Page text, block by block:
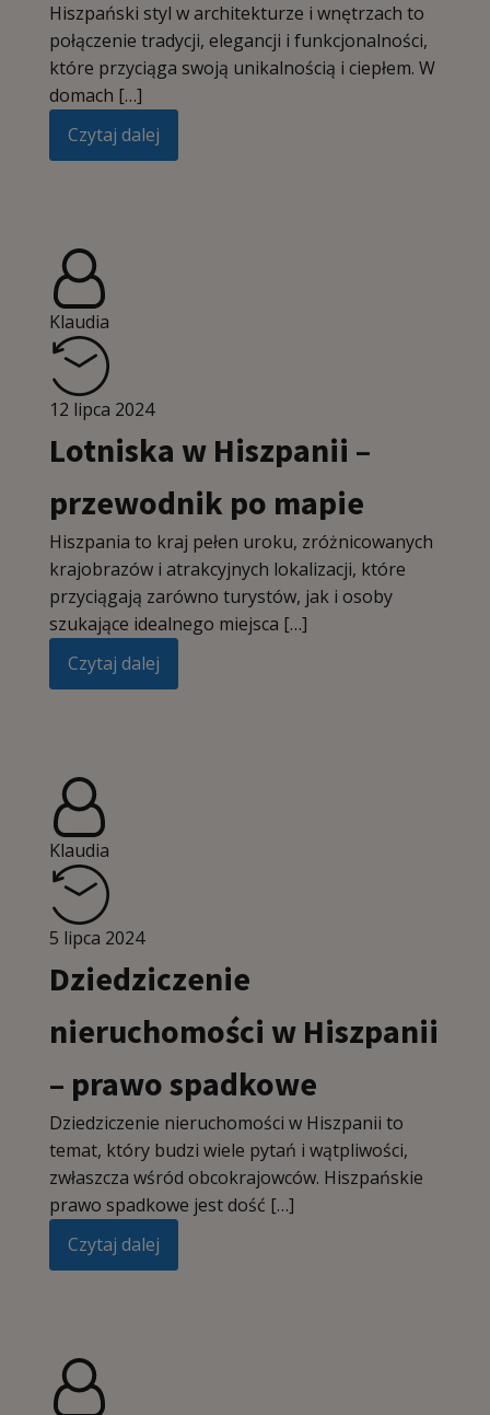
Hiszpański styl w architekturze i wnętrzach to
połączenie tradycji, elegancji i funkcjonalności,
które przyciąga swoją unikalnością i ciepłem. W
domach […]
Czytaj dalej
Klaudia
12 lipca 2024
Lotniska w Hiszpanii –
przewodnik po mapie
Hiszpania to kraj pełen uroku, zróżnicowanych
krajobrazów i atrakcyjnych lokalizacji, które
przyciągają zarówno turystów, jak i osoby
szukające idealnego miejsca […]
Czytaj dalej
Klaudia
5 lipca 2024
Dziedziczenie
nieruchomości w Hiszpanii
– prawo spadkowe
Dziedziczenie nieruchomości w Hiszpanii to
temat, który budzi wiele pytań i wątpliwości,
zwłaszcza wśród obcokrajowców. Hiszpańskie
prawo spadkowe jest dość […]
Czytaj dalej